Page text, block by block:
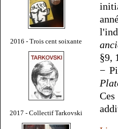
2016 - Trois cent soixante
2017 - Collectif Tarkovski
§9,
−